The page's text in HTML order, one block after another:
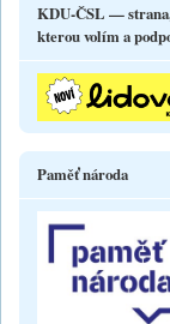
KDU-ČSL —
kterou volím a
Paměť národa